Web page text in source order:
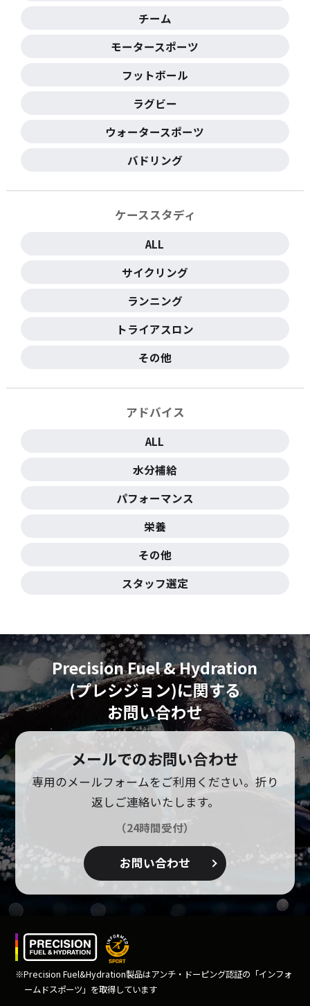
チーム
モータースポーツ
フットボール
ラグビー
ウォータースポーツ
バドリング
ケーススタディ
ALL
サイクリング
ランニング
トライアスロン
その他
アドバイス
ALL
水分補給
パフォーマンス
栄養
その他
スタッフ選定
Precision Fuel & Hydration
(プレシジョン)に関する
お問い合わせ
メールでのお問い合わせ
専用のメールフォームをご利用ください。 折り
返しご連絡いたします。
（24時間受付）
お問い合わせ
※Precision Fuel&Hydration製品はアンチ・ドーピング認証の「インフォ
ームドスポーツ」を取得しています